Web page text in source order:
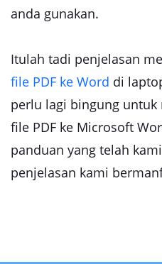
anda gunakan.
Itulah tadi penjelasan
file PDF ke Word di
perlu lagi bingung
file PDF ke Microsoft
panduan yang telah
penjelasan kami